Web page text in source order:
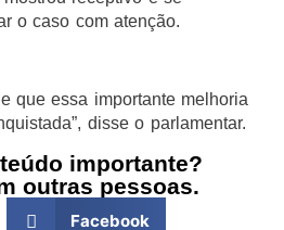
o caso com atenção.
que essa importante melhoria
disse o parlamentar.
importante?
outras pessoas.
Facebook